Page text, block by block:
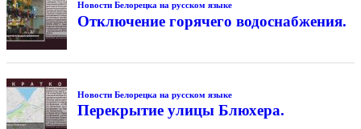
Новости Белорецка на русском языке
Отключение горячего водоснабжения.
Новости Белорецка на русском языке
Перекрытие улицы Блюхера.